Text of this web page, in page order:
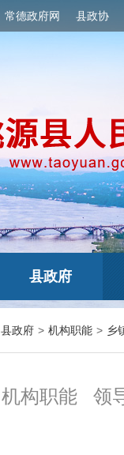
常德政府网 县政协
县政府
县政府 > 机构职能 > 乡
机构职能 领